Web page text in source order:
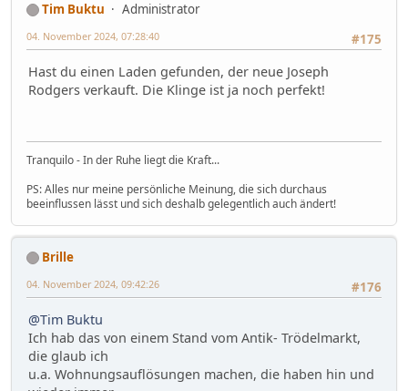
Tim Buktu
Administrator
#175
04. November 2024, 07:28:40
Hast du einen Laden gefunden, der neue Joseph
Rodgers verkauft. Die Klinge ist ja noch perfekt!
Tranquilo - In der Ruhe liegt die Kraft...
PS: Alles nur meine persönliche Meinung, die sich durchaus
beeinflussen lässt und sich deshalb gelegentlich auch ändert!
Brille
#176
04. November 2024, 09:42:26
@Tim Buktu
Ich hab das von einem Stand vom Antik- Trödelmarkt,
die glaub ich
u.a. Wohnungsauflösungen machen, die haben hin und